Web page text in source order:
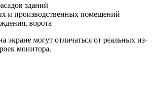
зданий
и производственных помещений
ворота
экране могут отличаться от реальных из-
монитора.